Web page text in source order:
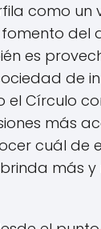
como un
del
es
de
el Círculo
más
cuál de
más y